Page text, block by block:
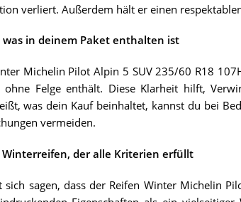
verliert. Außerdem hält er einen
was in deinem Paket enthalten ist
Michelin Pilot Alpin 5 SUV 235/60 R18
ohne Felge enthält. Diese Klarheit hilft,
was dein Kauf beinhaltet, kannst du bei
vermeiden.
Winterreifen, der alle Kriterien erfüllt
sich sagen, dass der Reifen Winter Michelin